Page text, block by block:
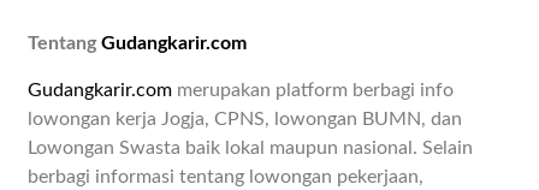
TentangGudangkarir.com
Gudangkarir.com merupakan platform berbagi info
lowongan kerja Jogja, CPNS, lowongan BUMN, dan
Lowongan Swasta baik lokal maupun nasional. Selain
berbagi informasi tentang lowongan pekerjaan,